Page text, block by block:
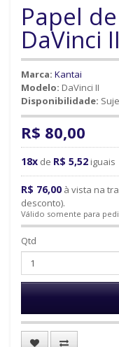
Papel
DaVinci
Marca: Kantai
Modelo: DaVinci II
Disponibilidade:
R$ 80,00
18x de R$ 5,52 iguais
R$ 76,00 à vista na
desconto).
Válido somente para
Qtd